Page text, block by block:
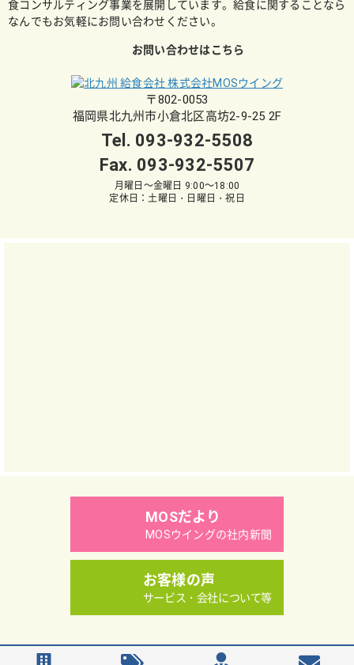
食コンサルティング事業を展開しています。給食に関することなら
なんでもお気軽にお問い合わせください。
お問い合わせはこちら
〒802-0053
福岡県北九州市小倉北区高坊2-9-25 2F
Tel. 093-932-5508
Fax. 093-932-5507
月曜日～金曜日 9:00～18:00
定休日：土曜日・日曜日・祝日
MOSだより
MOSウイングの社内新聞
お客様の声
サービス・会社について等
Copyright（C）MOS WING Co.,Ltd.